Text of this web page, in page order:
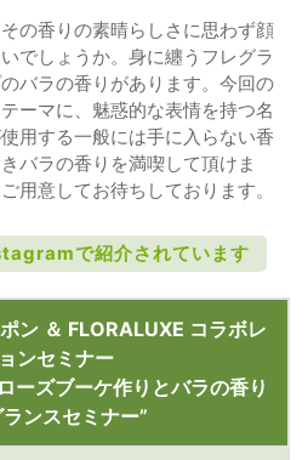
の香りの素晴らしさに思わず顔
でしょうか。身に纏うフレグラ
バラの香りがあります。今回の
ーマに、魅惑的な表情を持つ名
用する一般には手に入らない香
バラの香りを満喫して頂けま
用意してお待ちしております。
で紹介されています
ン ＆ FLORALUXE コラボレ
ンセミナー
ーズブーケ作りとバラの香り
ンスセミナー”